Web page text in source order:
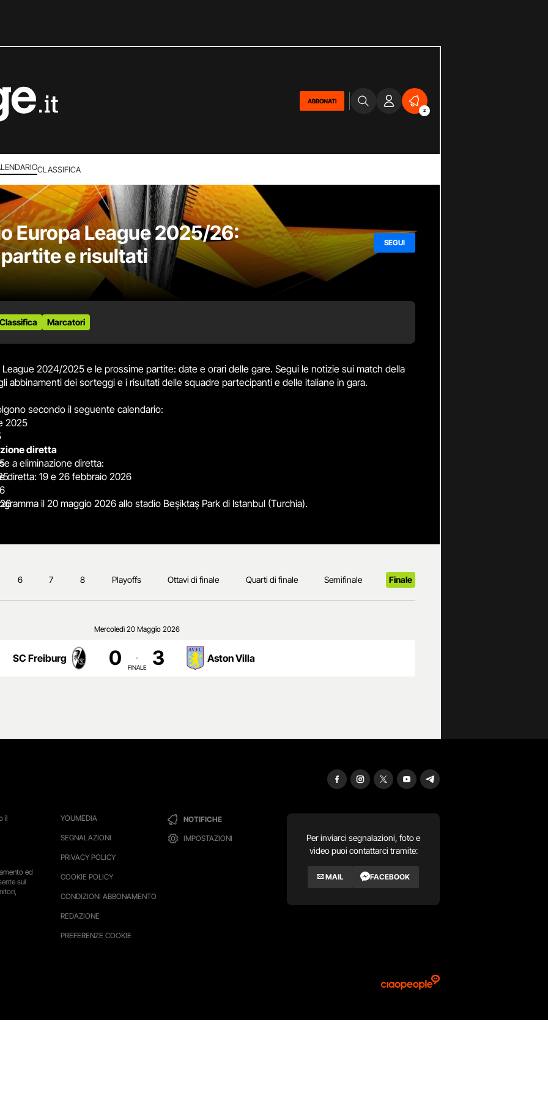
ABBONATI
2
CLASSIFICA
Europa League 2025/26:
e risultati
SEGUI
Classifica Marcatori
League 2024/2025 e le prossime partite: date e orari delle gare. Segui le notizie sui match della
abbinamenti dei sorteggi e i risultati delle squadre partecipanti e delle italiane in gara.
secondo il seguente calendario:
2025
diretta
a eliminazione diretta:
diretta: 19 e 26 febbraio 2026
il 20 maggio 2026 allo stadio Beşiktaş Park di Istanbul (Turchia).
6 7 8 Playoffs Ottavi di finale Quarti di finale Semifinale Finale
Mercoledì 20 Maggio 2026
SC Freiburg 0 FINALE 3 Aston Villa
YOUMEDIA
SEGNALAZIONI
PRIVACY POLICY
COOKIE POLICY
CONDIZIONI ABBONAMENTO
REDAZIONE
PREFERENZE COOKIE
NOTIFICHE
IMPOSTAZIONI
Per inviarci segnalazioni, foto e
video puoi contattarci tramite:
MAIL FACEBOOK
il
ed
sul